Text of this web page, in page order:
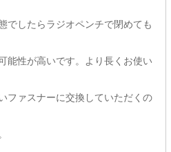
でしたらラジオペンチで閉めても
能性が高いです。より長くお使い
ファスナーに交換していただくの